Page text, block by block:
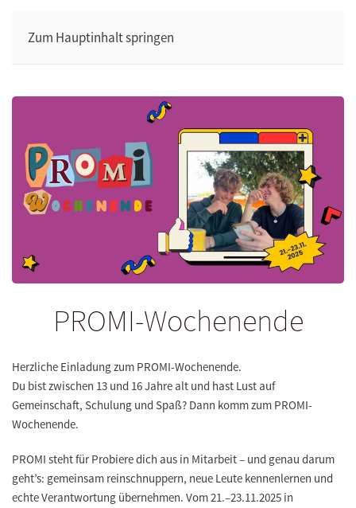
Zum Hauptinhalt springen
PROMI-Wochenende
Herzliche Einladung zum PROMI-Wochenende.
Du bist zwischen 13 und 16 Jahre alt und hast Lust auf
Gemeinschaft, Schulung und Spaß? Dann komm zum PROMI-
Wochenende.
PROMI steht für Probiere dich aus in Mitarbeit – und genau darum
geht’s: gemeinsam reinschnuppern, neue Leute kennenlernen und
echte Verantwortung übernehmen. Vom 21.–23.11.2025 in